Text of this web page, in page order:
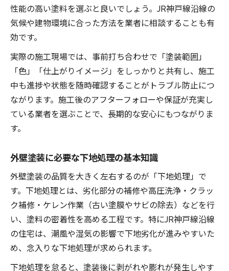
性能の高い塗料を選ぶと良いでしょう。JR神戸線沿線の
気候や建物環境に合った方法を業者に相談することも有
効です。
実際の施工現場では、事前打ち合わせで「塗装範囲」
「色」「仕上がりイメージ」をしっかりと共有し、施工
中も進捗や状態を随時確認することがトラブル防止につ
ながります。施工後のアフターフォローや保証が充実し
ている業者を選ぶことで、長期的な安心にもつながりま
す。
外壁塗装に必要な下地処理の基本知識
外壁塗装の品質を大きく左右するのが「下地処理」で
す。下地処理とは、劣化部分の補修や高圧洗浄・クラッ
ク補修・ケレン作業（古い塗膜やサビの除去）などを行
い、塗料の密着性を高める工程です。特にJR神戸線沿線
の住宅は、潮風や湿気の影響で下地劣化が進みやすいた
め、念入りな下地処理が求められます。
下地処理を怠ると、塗装後に剥がれや膨れが発生しやす